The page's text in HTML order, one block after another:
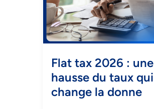
Flat tax 2026 : une
hausse du taux qui
change la donne